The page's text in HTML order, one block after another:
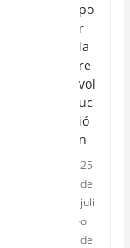
po
r
la
re
vol
uc
ió
n
25
de
juli
o
de